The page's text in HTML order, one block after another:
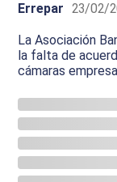
Errepar 23/02/
La Asociación
la falta de
cámaras